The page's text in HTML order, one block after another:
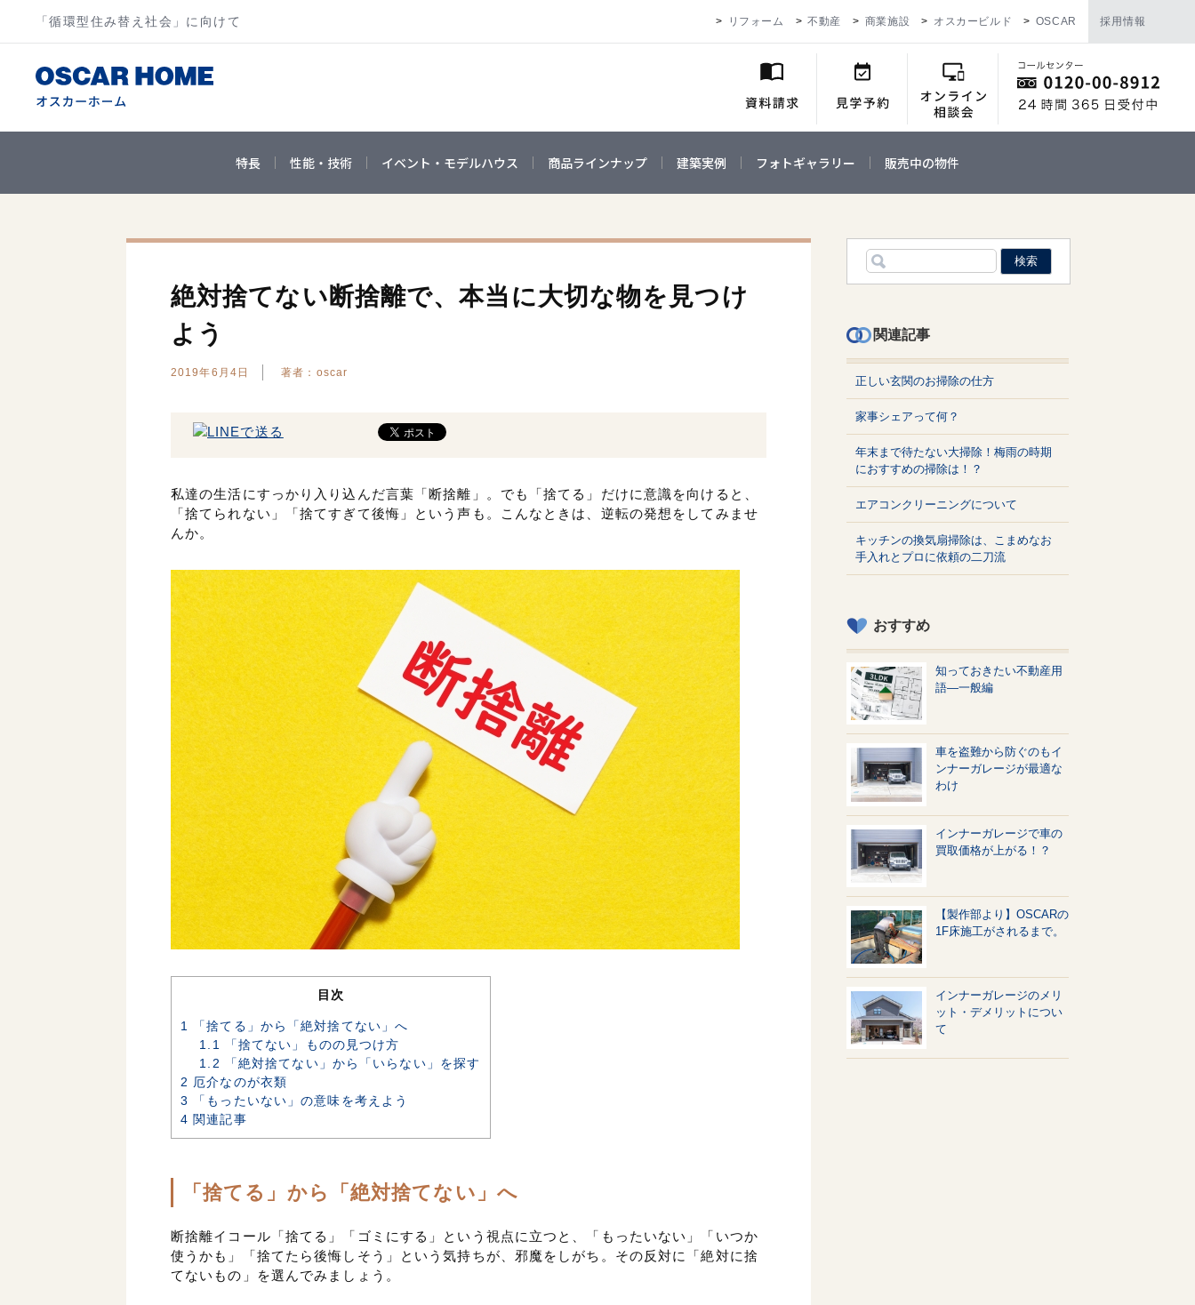
「循環型住み替え社会」に向けて リフォーム 不動産 商業施設 オスカービルド OSCAR 採用情報
特長 性能・技術 イベント・モデルハウス 商品ラインナップ 建築実例 フォトギャラリー 販売中の物件
絶対捨てない断捨離で、本当に大切な物を見つけ
よう
2019年6月4日 著者：oscar
私達の生活にすっかり入り込んだ言葉「断捨離」。でも「捨てる」だけに意識を向けると、
「捨てられない」「捨てすぎて後悔」という声も。こんなときは、逆転の発想をしてみませ
んか。
目次
1 「捨てる」から「絶対捨てない」へ
1.1 「捨てない」ものの見つけ方
1.2
「絶対捨てない」から「いらない」を探す
2 厄介なのが衣類
3
「もったいない」の意味を考えよう
4 関連記事
「捨てる」から「絶対捨てない」へ
断捨離イコール「捨てる」「ゴミにする」という視点に立つと、「もったいない」「いつか
使うかも」「捨てたら後悔しそう」という気持ちが、邪魔をしがち。その反対に「絶対に捨
てないもの」を選んでみましょう。
関連記事
正しい玄関のお掃除の仕方
家事シェアって何？
年末まで待たない大掃除！梅雨の時期
におすすめの掃除は！？
エアコンクリーニングについて
キッチンの換気扇掃除は、こまめなお
手入れとプロに依頼の二刀流
おすすめ
知っておきたい不動産用
語—一般編
車を盗難から防ぐのもイ
ンナーガレージが最適な
わけ
インナーガレージで車の
買取価格が上がる！？
【製作部より】OSCARの
1F床施工がされるまで。
インナーガレージのメリ
ット・デメリットについ
て